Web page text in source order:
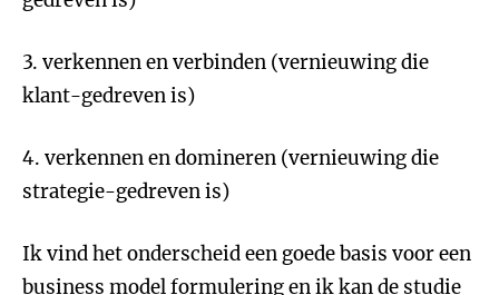
3. verkennen en verbinden (vernieuwing die
klant-gedreven is)
4. verkennen en domineren (vernieuwing die
strategie-gedreven is)
Ik vind het onderscheid een goede basis voor een
business model formulering en ik kan de studie